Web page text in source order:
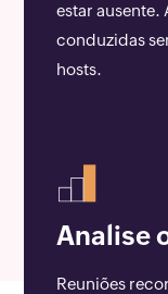
estar ausente.
conduzidas
hosts.
Analise
Reuniões